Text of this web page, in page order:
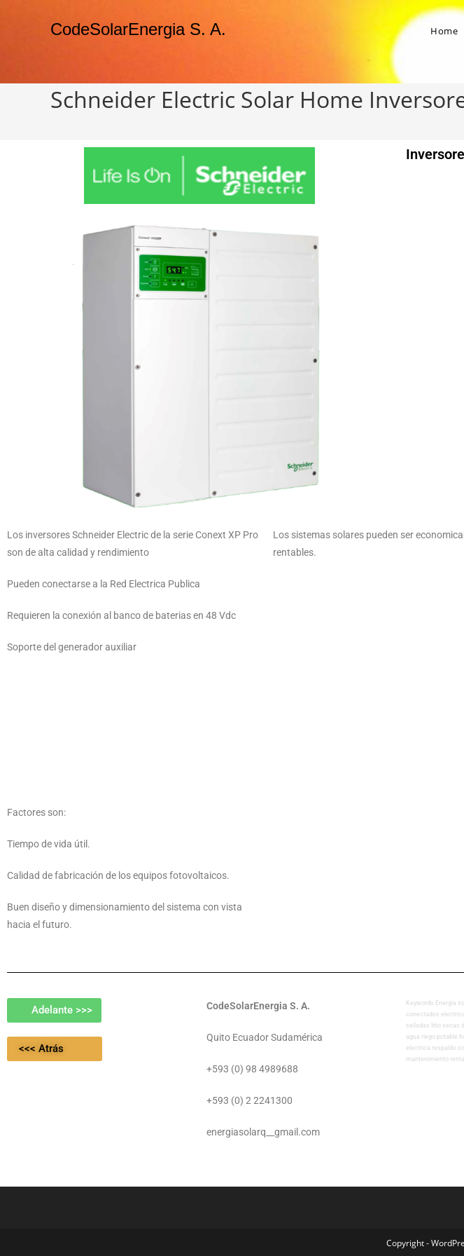
CodeSolarEnergia S. A. Home
Schneider Electric Solar Home
Los inversores Schneider Electric de la serie Conext XP Pro
son de alta calidad y rendimiento
Pueden conectarse a la Red Electrica Publica
Requieren la conexión al banco de baterias en 48 Vdc
Soporte del generador auxiliar
Los sistemas solares pueden ser
rentables.
Factores son:
Tiempo de vida útil.
Calidad de fabricación de los equipos fotovoltaicos.
Buen diseño y dimensionamiento del sistema con vista
hacia el futuro.
Adelante >>>
<<< Atrás
CodeSolarEnergia S. A.
Quito Ecuador Sudamérica
+593 (0) 98 4989688
+593 (0) 2 2241300
energiasolarq__gmail.com
Keywords Energia
conectados
selladas litio secas
agua riego potable
electrica respaldo
mantenimiento
Copyright -